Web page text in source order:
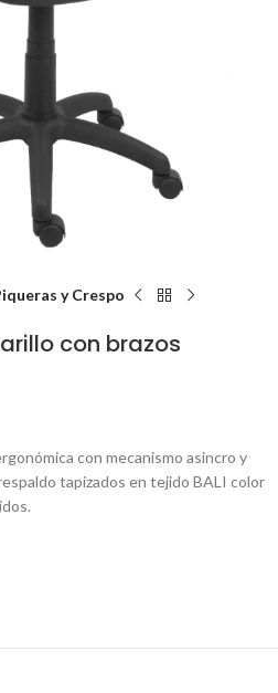
y Crespo
con brazos
con mecanismo asincro y
tapizados en tejido BALI color